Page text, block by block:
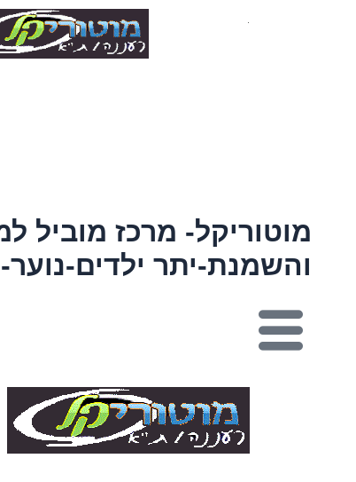
מוטוריקל- מרכז מוביל
והשמנת-יתר ילדים-